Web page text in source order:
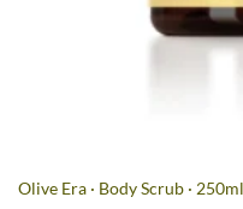
Olive Era · Body Scrub · 250ml